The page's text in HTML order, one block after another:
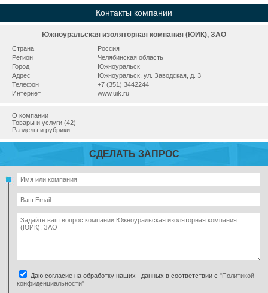
Контакты компании
Южноуральская изоляторная компания (ЮИК), ЗАО
Страна
Россия
Регион
Челябинская область
Город
Южноуральск
Адрес
Южноуральск, ул. Заводская, д. 3
Телефон
+7 (351) 3442244
Интернет
www.uik.ru
О компании
Товары и услуги (42)
Разделы и рубрики
СДЕЛАТЬ ЗАПРОС
Даю согласие на обработку наших данных в соответствии с "Политикой
конфиденциальности"